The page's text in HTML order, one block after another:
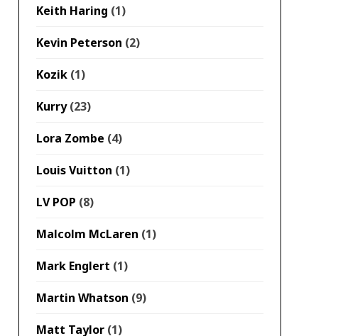
2015年11月8日
い時もあります。
Keith Haring (1)
Kevin Peterson (2)
Kozik (1)
Kurry(23)
Lora Zombe (4)
Louis Vuitton (1)
LV POP (8)
Malcolm McLaren (1)
Mark Englert (1)
Martin Whatson (9)
Matt Taylor (1)